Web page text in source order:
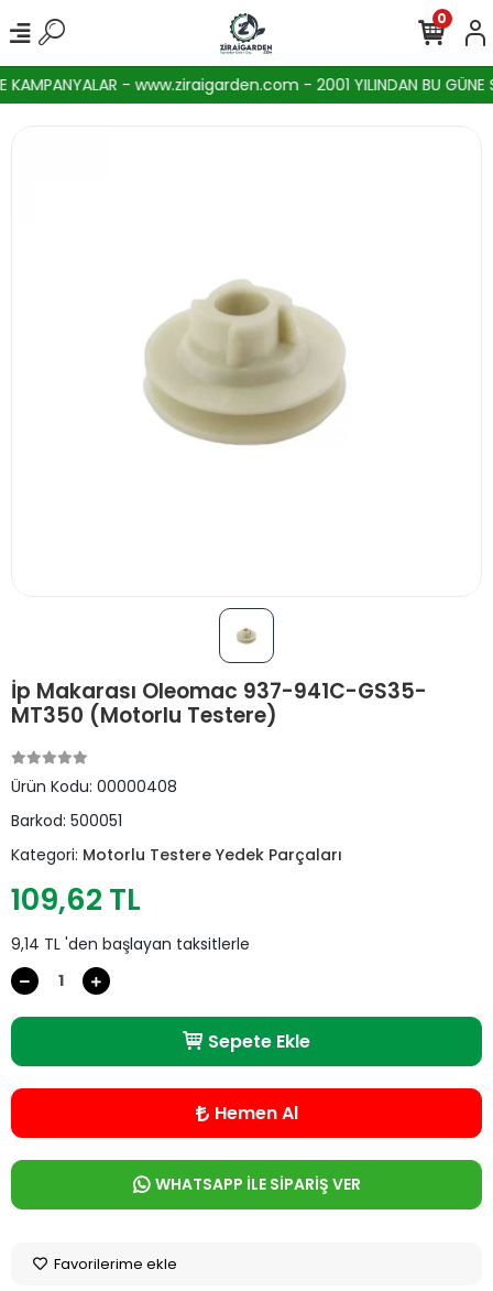
KAMPANYALAR - www.ziraigarden.com - 2001 YILINDAN BU GÜNE
0
İp Makarası Oleomac 937-941C-GS35-
MT350 (Motorlu Testere)
Ürün Kodu: 00000408
Barkod: 500051
Kategori: Motorlu Testere Yedek Parçaları
109,62 TL
9,14 TL 'den başlayan taksitlerle
Sepete Ekle
Hemen Al
WHATSAPP İLE SİPARİŞ VER
Favorilerime ekle